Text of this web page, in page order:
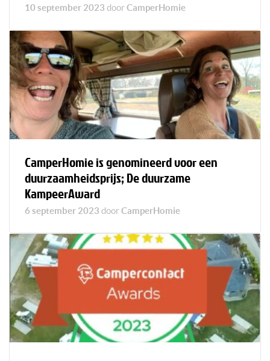
10 september 2023 doorCamperHomie
CamperHomie is genomineerd voor een
duurzaamheidsprijs; De duurzame
KampeerAward
6 september 2023 doorCamperHomie